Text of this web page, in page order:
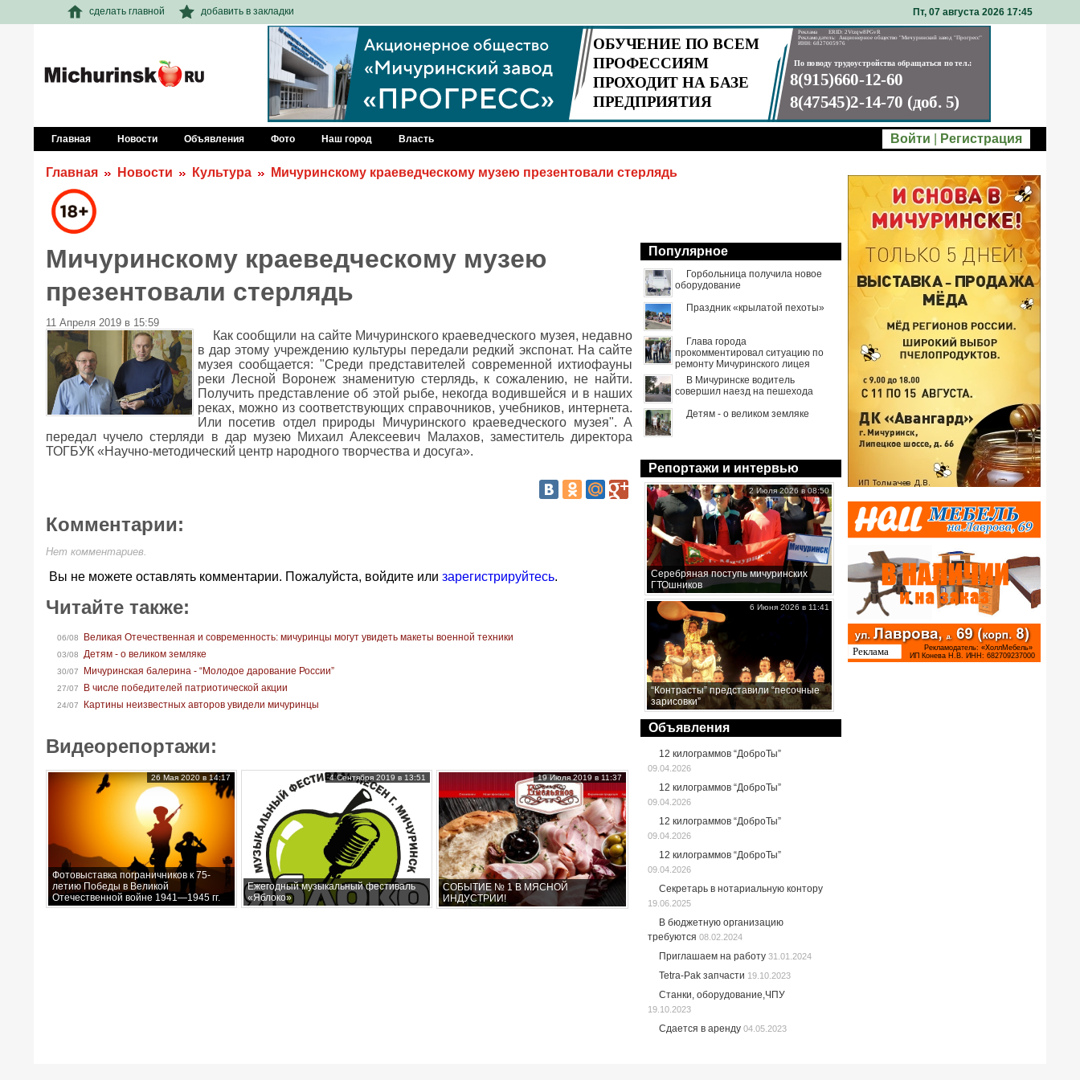
сделать главной добавить в закладки Пт, 07 августа 2026 17:45
Главная Новости Объявления Фото Наш город Власть Войти Регистрация
Главная Новости Культура Мичуринскому краеведческому музею презентовали стерлядь
Мичуринскому краеведческому музею
презентовали стерлядь
11 Апреля 2019 в 15:59
Как сообщили на сайте Мичуринского краеведческого музея, недавно
в дар этому учреждению культуры передали редкий экспонат. На сайте
музея сообщается: "Среди представителей современной ихтиофауны
реки Лесной Воронеж знаменитую стерлядь, к сожалению, не найти.
Получить представление об этой рыбе, некогда водившейся и в наших
реках, можно из соответствующих справочников, учебников, интернета.
Или посетив отдел природы Мичуринского краеведческого музея". А
передал чучело стерляди в дар музею Михаил Алексеевич Малахов, заместитель директора
ТОГБУК «Научно-методический центр народного творчества и досуга».
Комментарии:
Нет комментариев.
Вы не можете оставлять комментарии. Пожалуйста, войдите или зарегистрируйтесь.
Читайте также:
06/08 Великая Отечественная и современность: мичуринцы могут увидеть макеты военной техники
03/08 Детям - о великом земляке
30/07 Мичуринская балерина - “Молодое дарование России”
27/07 В числе победителей патриотической акции
24/07 Картины неизвестных авторов увидели мичуринцы
Видеорепортажи:
Фотовыставка пограничников к 75-
летию Победы в Великой
Отечественной войне 1941—1945 гг.
26 Мая 2020 в 14:17
Ежегодный музыкальный фестиваль
«Яблоко»
4 Сентября 2019 в 13:51
СОБЫТИЕ № 1 В МЯСНОЙ
ИНДУСТРИИ!
19 Июля 2019 в 11:37
Популярное
Горбольница получила новое
оборудование
Праздник «крылатой пехоты»
Глава города
прокомментировал ситуацию по
ремонту Мичуринского лицея
В Мичуринске водитель
совершил наезд на пешехода
Детям - о великом земляке
Репортажи и интервью
Серебряная поступь мичуринских
ГТОшников
2 Июля 2026 в 08:50
“Контрасты” представили “песочные
зарисовки”
6 Июня 2026 в 11:41
Объявления
12 килограммов “ДоброТы”
09.04.2026
12 килограммов “ДоброТы”
09.04.2026
12 килограммов “ДоброТы”
09.04.2026
12 килограммов “ДоброТы”
09.04.2026
Секретарь в нотариальную контору
19.06.2025
В бюджетную организацию
требуются 08.02.2024
Приглашаем на работу 31.01.2024
Tetra-Pak запчасти 19.10.2023
Станки, оборудование,ЧПУ
19.10.2023
Сдается в аренду 04.05.2023